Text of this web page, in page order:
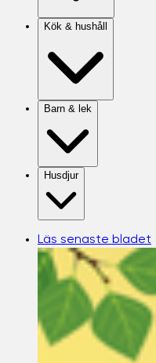
Kök & hushåll
Barn & lek
Husdjur
Läs senaste bladet